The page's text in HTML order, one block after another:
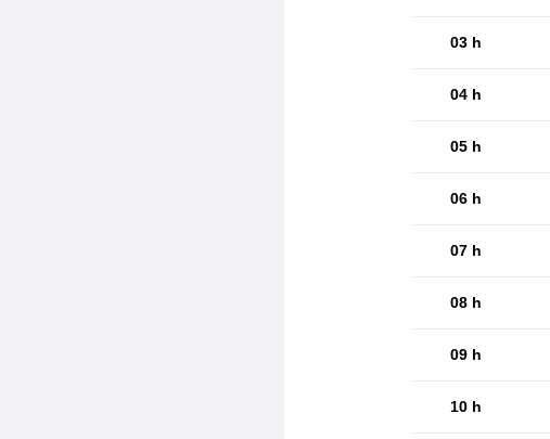
03 h
04 h
05 h
06 h
07 h
08 h
09 h
10 h